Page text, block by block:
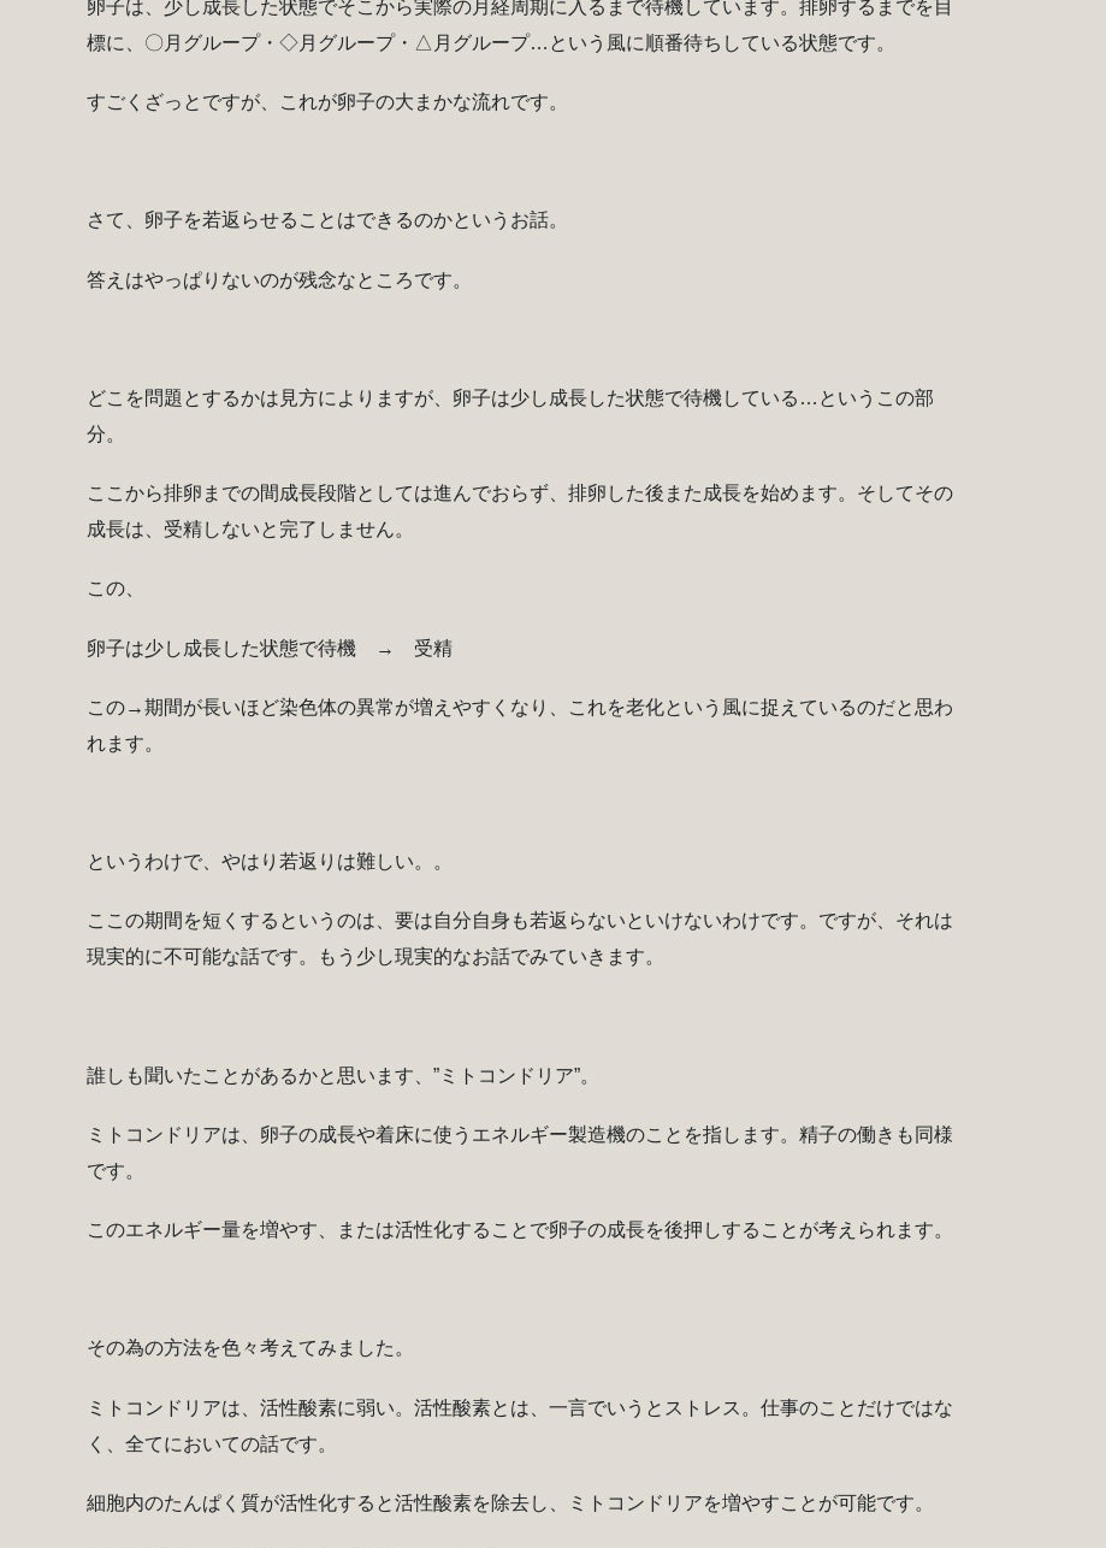
卵子は、少し成長した状態でそこから実際の月経周期に入るまで待機しています。排卵するまでを目
標に、〇月グループ・◇月グループ・△月グループ…という風に順番待ちしている状態です。
すごくざっとですが、これが卵子の大まかな流れです。
さて、卵子を若返らせることはできるのかというお話。
答えはやっぱりないのが残念なところです。
どこを問題とするかは見方によりますが、卵子は少し成長した状態で待機している…というこの部
分。
ここから排卵までの間成長段階としては進んでおらず、排卵した後また成長を始めます。そしてその
成長は、受精しないと完了しません。
この、
卵子は少し成長した状態で待機 → 受精
この→期間が長いほど染色体の異常が増えやすくなり、これを老化という風に捉えているのだと思わ
れます。
というわけで、やはり若返りは難しい。。
ここの期間を短くするというのは、要は自分自身も若返らないといけないわけです。ですが、それは
現実的に不可能な話です。もう少し現実的なお話でみていきます。
誰しも聞いたことがあるかと思います、”ミトコンドリア”。
ミトコンドリアは、卵子の成長や着床に使うエネルギー製造機のことを指します。精子の働きも同様
です。
このエネルギー量を増やす、または活性化することで卵子の成長を後押しすることが考えられます。
その為の方法を色々考えてみました。
ミトコンドリアは、活性酸素に弱い。活性酸素とは、一言でいうとストレス。仕事のことだけではな
く、全てにおいての話です。
細胞内のたんぱく質が活性化すると活性酸素を除去し、ミトコンドリアを増やすことが可能です。